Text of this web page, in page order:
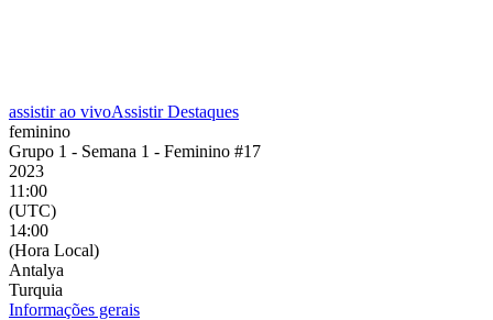
assistir ao vivoAssistir Destaques
feminino
Grupo 1 - Semana 1 - Feminino #17
2023
11:00
(UTC)
14:00
(Hora Local)
Antalya
Turquia
Informações gerais